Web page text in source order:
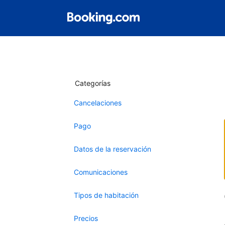
Categorías
Cancelaciones
Pago
Datos de la reservación
Comunicaciones
Tipos de habitación
Precios